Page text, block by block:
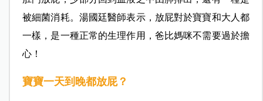
被細菌消耗。湯國廷醫師表示，放屁對於寶寶和大人都
一樣，是一種正常的生理作用，爸比媽咪不需要過於擔
心！
寶寶一天到晚都放屁？